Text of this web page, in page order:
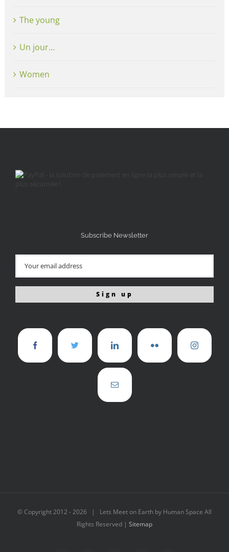
The young
Un jour…
Women
Subscribe Newsletter
© Copyright 2012 -2026 | Lets Meet on Earth by Human Space All
Rights Reserved | Sitemap